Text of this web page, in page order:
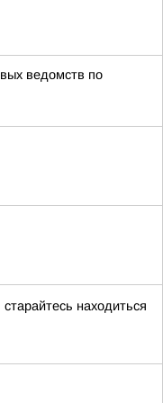
ведомств по
находиться